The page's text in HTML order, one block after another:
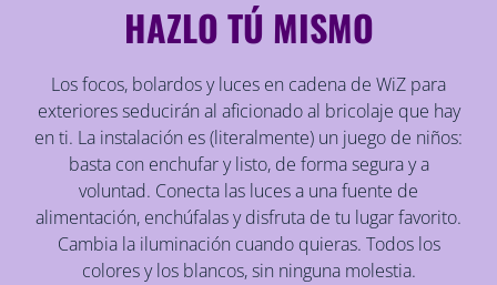
HAZLO TÚ MISMO
Los focos, bolardos y luces en cadena de WiZ para
exteriores seducirán al aficionado al bricolaje que hay
en ti. La instalación es (literalmente) un juego de niños:
basta con enchufar y listo, de forma segura y a
voluntad. Conecta las luces a una fuente de
alimentación, enchúfalas y disfruta de tu lugar favorito.
Cambia la iluminación cuando quieras. Todos los
colores y los blancos, sin ninguna molestia.